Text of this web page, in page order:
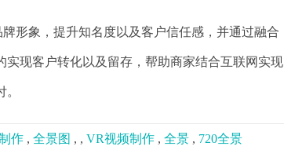
形象，提升知名度以及客户信任感，并通过融合
现客户转化以及留存，帮助商家结合互联网实现
作 , 全景图 , , VR视频制作 , 全景 , 720全景